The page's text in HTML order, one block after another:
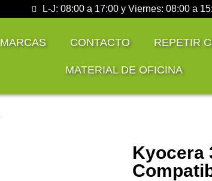
L-J: 08:00 a 17:00 y Viernes: 08:00 a
MARCAS CONTACTO REPETIR
MATERIAL DE OFICINA
Kyocera